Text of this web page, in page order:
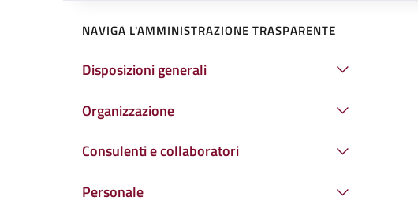
NAVIGA L'AMMINISTRAZIONE TRASPARENTE
Disposizioni generali
Organizzazione
Consulenti e collaboratori
Personale